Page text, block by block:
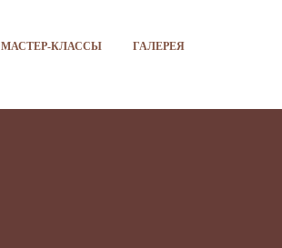
МАСТЕР-КЛАССЫ ГАЛЕРЕЯ